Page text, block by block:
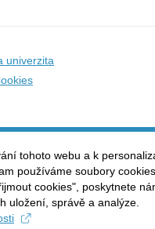
univerzita
tohoto webu a k
používáme soubory
cookies", poskytnete
uložení, správě a analýze.